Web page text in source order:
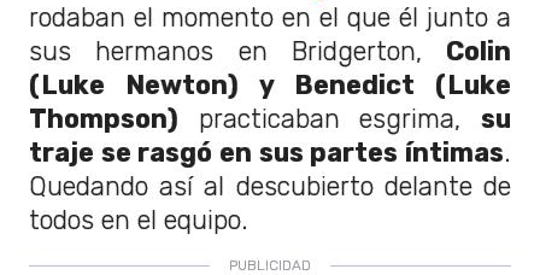
rodaban el momento en el que él junto a
sus hermanos en Bridgerton, Colin
(Luke Newton) y Benedict (Luke
Thompson) practicaban esgrima, su
traje se rasgó en sus partes íntimas.
Quedando así al descubierto delante de
todos en el equipo.